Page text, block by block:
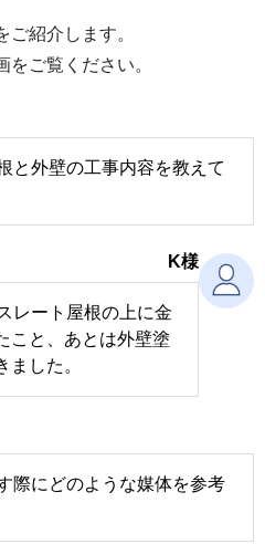
紹介します。
ご覧ください。
と外壁の工事内容を教えて
K様
レート屋根の上に金
こと、あとは外壁塗
した。
際にどのような媒体を参考